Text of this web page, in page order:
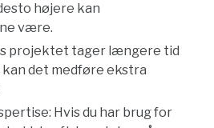
højere kan
være.
projektet tager længere tid
det medføre ekstra
Hvis du har brug for